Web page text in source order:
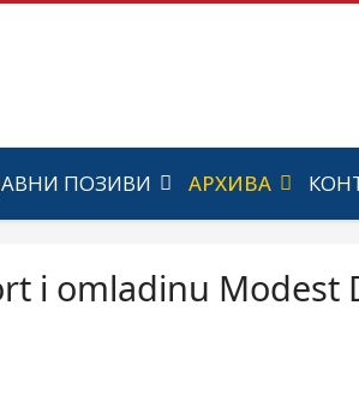
ПОЗИВИ АРХИВА
i omladinu Modest